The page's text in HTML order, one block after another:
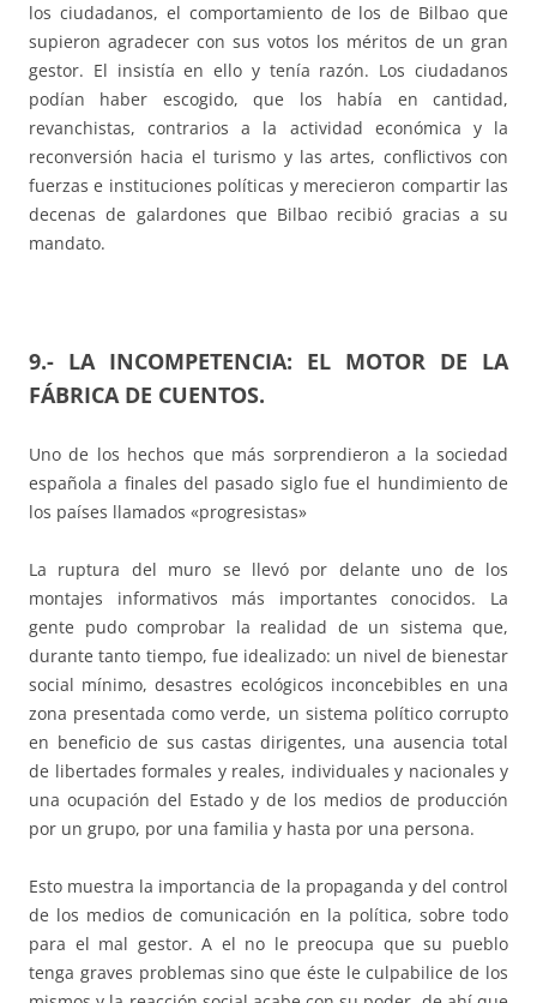
los ciudadanos, el comportamiento de los de Bilbao que
supieron agradecer con sus votos los méritos de un gran
gestor. El insistía en ello y tenía razón. Los ciudadanos
podían haber escogido, que los había en cantidad,
revanchistas, contrarios a la actividad económica y la
reconversión hacia el turismo y las artes, conflictivos con
fuerzas e instituciones políticas y merecieron compartir las
decenas de galardones que Bilbao recibió gracias a su
mandato.
9.- LA INCOMPETENCIA: EL MOTOR DE LA
FÁBRICA DE CUENTOS.
Uno de los hechos que más sorprendieron a la sociedad
española a finales del pasado siglo fue el hundimiento de
los países llamados «progresistas»
La ruptura del muro se llevó por delante uno de los
montajes informativos más importantes conocidos. La
gente pudo comprobar la realidad de un sistema que,
durante tanto tiempo, fue idealizado: un nivel de bienestar
social mínimo, desastres ecológicos inconcebibles en una
zona presentada como verde, un sistema político corrupto
en beneficio de sus castas dirigentes, una ausencia total
de libertades formales y reales, individuales y nacionales y
una ocupación del Estado y de los medios de producción
por un grupo, por una familia y hasta por una persona.
Esto muestra la importancia de la propaganda y del control
de los medios de comunicación en la política, sobre todo
para el mal gestor. A el no le preocupa que su pueblo
tenga graves problemas sino que éste le culpabilice de los